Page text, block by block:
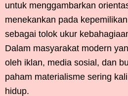
untuk menggambarkan
menekankan pada
sebagai tolok ukur
Dalam masyarakat modern
oleh iklan, media sosial, dan
paham materialisme sering
hidup.